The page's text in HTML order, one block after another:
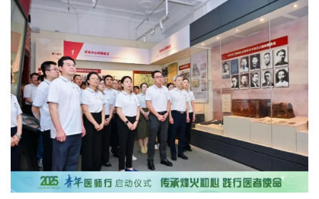
工
作
组
织
建
设
医
师
风
登录 注册